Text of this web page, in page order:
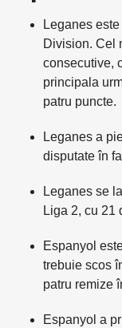
Leganes
Division. Cel
consecutive,
principala
patru puncte.
Leganes a
disputate în
Leganes se
Liga 2, cu 21
Espanyol
trebuie scos
patru remize
Espanyol a